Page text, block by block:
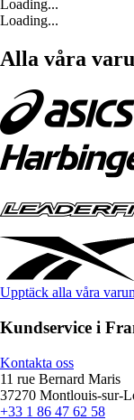
Loading...
Loading...
Alla våra
Upptäck alla våra
Kundservice i
Kontakta oss
11 rue Bernard Maris
37270 Montlouis-sur-
+33 1 86 47 62 58